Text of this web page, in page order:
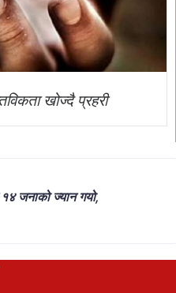
खोज्दै प्रहरी
ज्यान गयो,